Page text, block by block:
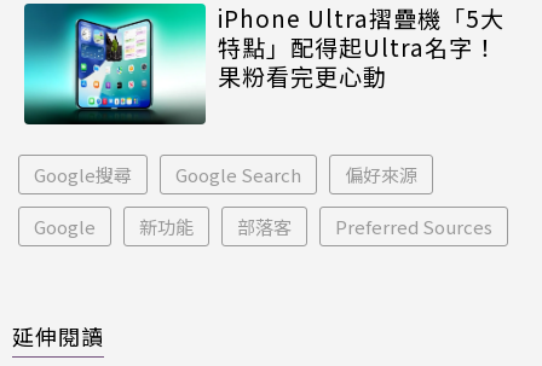
iPhone Ultra摺疊機「5大
特點」配得起Ultra名字！
果粉看完更心動
Google搜尋 Google Search 偏好來源
Google 新功能 部落客 Preferred Sources
延伸閱讀